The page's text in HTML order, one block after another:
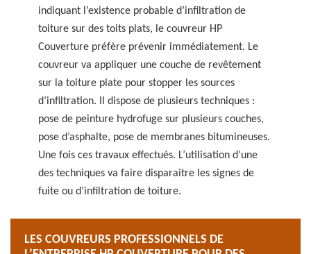
indiquant l’existence probable d’infiltration de
toiture sur des toits plats, le couvreur HP
Couverture préfère prévenir immédiatement. Le
couvreur va appliquer une couche de revêtement
sur la toiture plate pour stopper les sources
d’infiltration. Il dispose de plusieurs techniques :
pose de peinture hydrofuge sur plusieurs couches,
pose d’asphalte, pose de membranes bitumineuses.
Une fois ces travaux effectués. L’utilisation d’une
des techniques va faire disparaitre les signes de
fuite ou d’infiltration de toiture.
LES COUVREURS PROFESSIONNELS DE